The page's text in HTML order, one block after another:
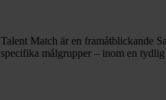
Talent Match är en framåtblickande
specifika målgrupper – inom en